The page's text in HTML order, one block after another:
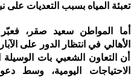
تعبئة المياه بسبب التعديات على
أما المواطن سعيد صقر،
الأهالي في انتظار الدور على الآبار
أن التعاون الشعبي بات الوسيلة
الاحتياجات اليومية، وسط